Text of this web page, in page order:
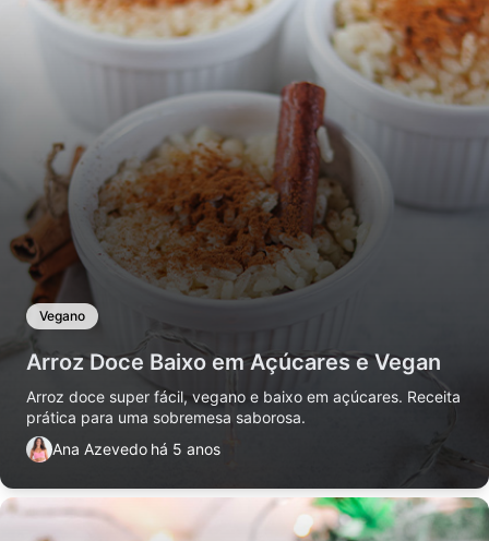
Vegano
Arroz Doce Baixo em Açúcares e Vegan
Arroz doce super fácil, vegano e baixo em açúcares. Receita
prática para uma sobremesa saborosa.
Ana Azevedo há 5 anos